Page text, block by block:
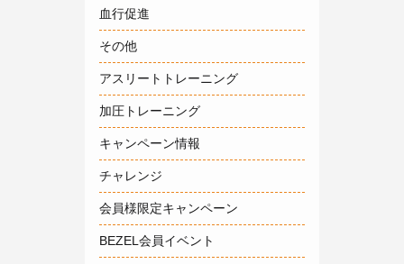
血行促進
その他
アスリートトレーニング
加圧トレーニング
キャンペーン情報
チャレンジ
会員様限定キャンペーン
BEZEL会員イベント